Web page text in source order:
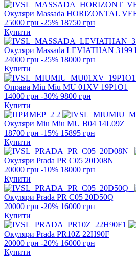
Окуляри Massada HORIZONTAL
25000 грн -25% 18750 грн
Купити
Окуляри Massada LEVIATHAN 3199
24000 грн -25% 18000 грн
Купити
Оправа Miu Miu MU 01XV 19P1O1
14000 грн -30% 9800 грн
Купити
Окуляри Miu Miu MU B04 14L09Z
18700 грн -15% 15895 грн
Купити
Окуляри Prada PR C05 20D08N
20000 грн -10% 18000 грн
Купити
Окуляри Prada PR C05 20D50Q
20000 грн -20% 16000 грн
Купити
Окуляри Prada PR10Z 22H90F
20000 грн -20% 16000 грн
Купити